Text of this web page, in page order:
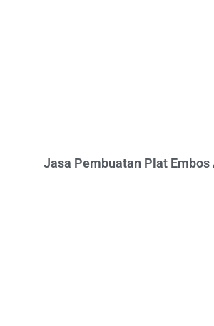
Jasa Pembuatan Plat